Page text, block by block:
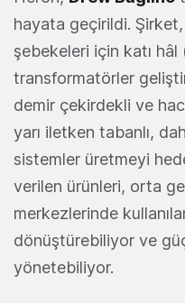
hayata geçirildi.
şebekeleri için katı
transformatörler
demir çekirdekli ve
yarı iletken tabanlı,
sistemler üretmeyi
verilen ürünleri, orta
merkezlerinde
dönüştürebiliyor ve
yönetebiliyor.